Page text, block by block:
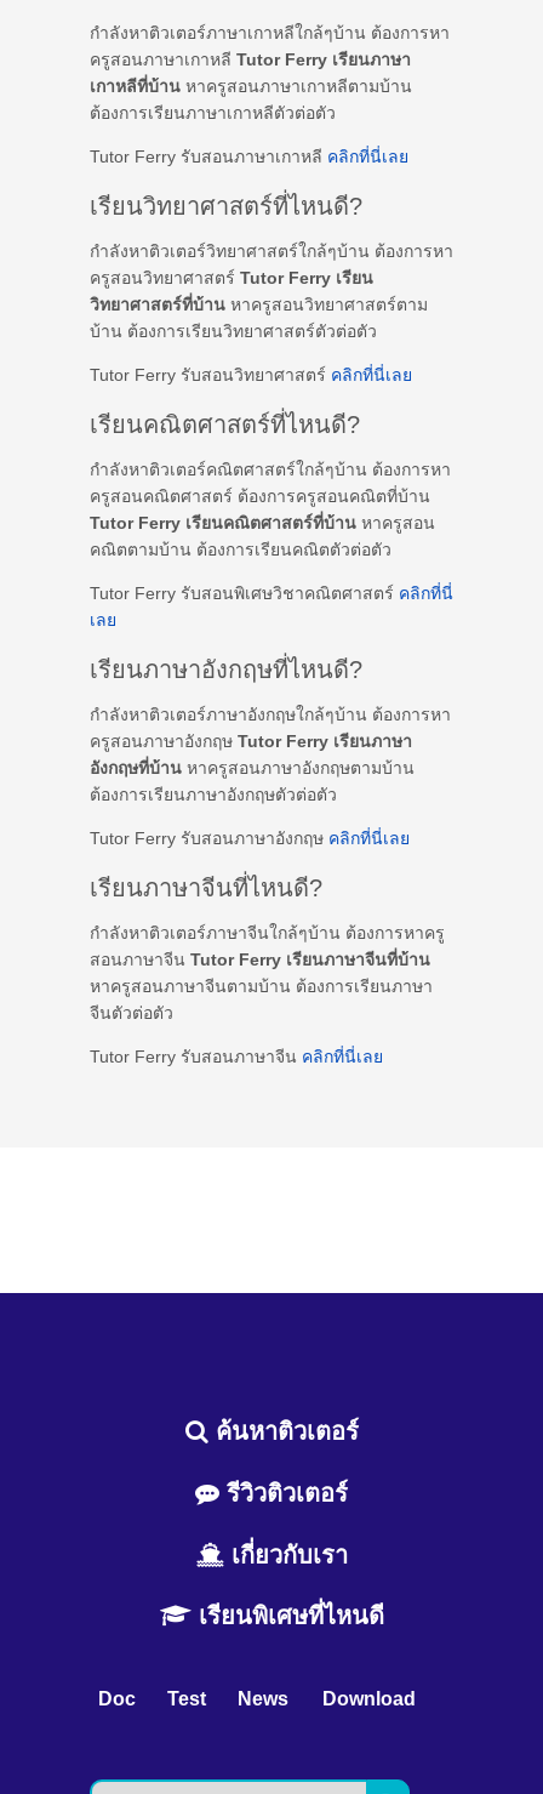
กำลังหาติวเตอร์ภาษาเกาหลีใกล้ๆบ้าน ต้องการหา
ครูสอนภาษาเกาหลี Tutor Ferry เรียนภาษา
เกาหลีที่บ้าน หาครูสอนภาษาเกาหลีตามบ้าน
ต้องการเรียนภาษาเกาหลีตัวต่อตัว
Tutor Ferry รับสอนภาษาเกาหลี คลิกที่นี่เลย
เรียนวิทยาศาสตร์ที่ไหนดี?
กำลังหาติวเตอร์วิทยาศาสตร์ใกล้ๆบ้าน ต้องการหา
ครูสอนวิทยาศาสตร์ Tutor Ferry เรียน
วิทยาศาสตร์ที่บ้าน หาครูสอนวิทยาศาสตร์ตาม
บ้าน ต้องการเรียนวิทยาศาสตร์ตัวต่อตัว
Tutor Ferry รับสอนวิทยาศาสตร์ คลิกที่นี่เลย
เรียนคณิตศาสตร์ที่ไหนดี?
กำลังหาติวเตอร์คณิตศาสตร์ใกล้ๆบ้าน ต้องการหา
ครูสอนคณิตศาสตร์ ต้องการครูสอนคณิตที่บ้าน
Tutor Ferry เรียนคณิตศาสตร์ที่บ้าน หาครูสอน
คณิตตามบ้าน ต้องการเรียนคณิตตัวต่อตัว
Tutor Ferry รับสอนพิเศษวิชาคณิตศาสตร์ คลิกที่นี่
เลย
เรียนภาษาอังกฤษที่ไหนดี?
กำลังหาติวเตอร์ภาษาอังกฤษใกล้ๆบ้าน ต้องการหา
ครูสอนภาษาอังกฤษ Tutor Ferry เรียนภาษา
อังกฤษที่บ้าน หาครูสอนภาษาอังกฤษตามบ้าน
ต้องการเรียนภาษาอังกฤษตัวต่อตัว
Tutor Ferry รับสอนภาษาอังกฤษ คลิกที่นี่เลย
เรียนภาษาจีนที่ไหนดี?
กำลังหาติวเตอร์ภาษาจีนใกล้ๆบ้าน ต้องการหาครู
สอนภาษาจีน Tutor Ferry เรียนภาษาจีนที่บ้าน
หาครูสอนภาษาจีนตามบ้าน ต้องการเรียนภาษา
จีนตัวต่อตัว
Tutor Ferry รับสอนภาษาจีน คลิกที่นี่เลย
ค้นหาติวเตอร์
รีวิวติวเตอร์
เกี่ยวกับเรา
เรียนพิเศษที่ไหนดี
Doc Test News Download